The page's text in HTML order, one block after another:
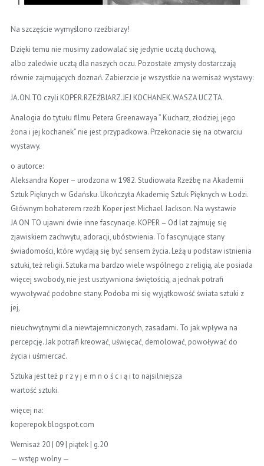
Na szczęście wymyślono rzeźbiarzy!
Dzięki temu nie musimy zadowalać się jedynie ucztą duchową,
albo zaledwie ucztą dla naszych oczu. Pozostałe zmysły dostarczają
równie zajmujących doznań. Zabierzcie je wszystkie na wernisaż wystawy:
JA.ON.TO czyli KOPER.RZEŹBIARZ.JEJ KOCHANEK.WASZA UCZTA.
Analogia do tytułu filmu Petera Greenawaya ” Kucharz, złodziej, jego
żona i jej kochanek” nie jest przypadkowa. Przekonacie się na otwarciu
wystawy.
o autorce:
Aleksandra Koper – urodzona w 1982. Studiowała Rzeźbę na Akademii
Sztuk Pięknych w Gdańsku. Ukończyła Akademię Sztuk Pięknych w Łodzi.
Głównym bohaterem rzeźb Koper jest Michael Jackson. Na wystawie
JA ON TO ujawni dwie inne fascynacje. KOPER – Od lat zajmuję się
zjawiskiem zachwytu, adoracji, ubóstwienia. To fascynujące stany
świadomości, które wydają się być sensem życia. Leżą u podstaw istnienia
sztuki, też religii. Sztuka ma bardzo wiele wspólnego z religią, ale posiada
więcej swobody, nie jest usztywniona świętością, a jednak potrafi
wywoływać podobne stany. Podoba mi się wyjątkowość świata sztuki z
jej,
nieuchwytnymi dla niewtajemniczonych, zasadami. To jak wpływa na
percepcję. Jak potrafi kreować, uświęcać, demolować, powoływać do
życia i uśmiercać.
Sztuka jest też p r z y j e m n o ś c i ą i to najsilniejsza
wartość sztuki.
więcej na:
koperepok.blogspot.com
Wernisaż 20 | 09 | piątek | g.20
— wstęp wolny —